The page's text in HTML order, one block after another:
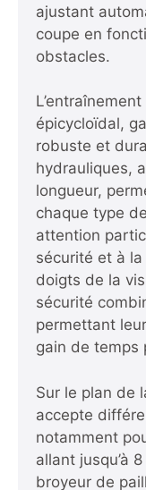
ajustant
coupe en
obstacles.
épicycloïdal,
robuste et
hydrauliques,
longueur,
chaque type
attention
sécurité et à
doigts de la
sécurité
permettant
gain de temps
Sur le plan de
accepte
notamment
allant jusqu’à
broyeur de